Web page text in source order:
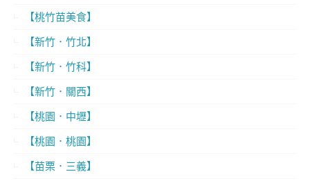
【桃竹苗美食】
【新竹．竹北】
【新竹．竹科】
【新竹．關西】
【桃園．中壢】
【桃園．桃園】
【苗栗．三義】